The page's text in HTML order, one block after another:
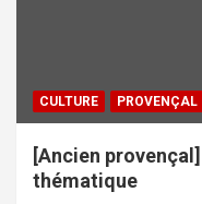
CULTURE PROVENÇAL
[Ancien
thématique